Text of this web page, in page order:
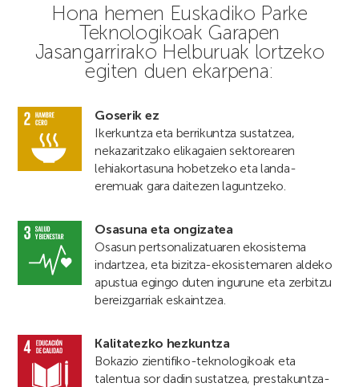
Hona hemen Euskadiko Parke
Teknologikoak Garapen
Jasangarrirako Helburuak lortzeko
egiten duen ekarpena:
Goserik ez
Ikerkuntza eta berrikuntza sustatzea,
nekazaritzako elikagaien sektorearen
lehiakortasuna hobetzeko eta landa-
eremuak gara daitezen laguntzeko.
Osasuna eta ongizatea
Osasun pertsonalizatuaren ekosistema
indartzea, eta bizitza-ekosistemaren aldeko
apustua egingo duten ingurune eta zerbitzu
bereizgarriak eskaintzea.
Kalitatezko hezkuntza
Bokazio zientifiko-teknologikoak eta
talentua sor dadin sustatzea, prestakuntza-